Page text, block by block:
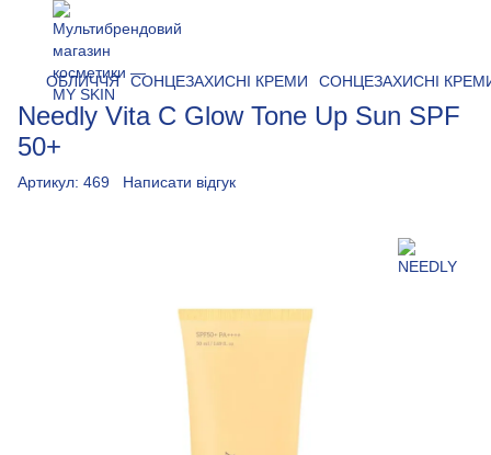
ОБЛИЧЧЯ СОНЦЕЗАХИСНІ КРЕМИ СОНЦЕЗАХИСНІ КРЕМИ
Needly Vita C Glow Tone Up Sun SPF
50+
Артикул: 469 Написати відгук